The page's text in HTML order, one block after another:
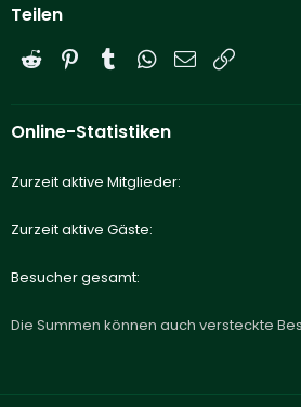
Teilen
Reddit PinterestTumblrWhatsApp
E-Mail
Online-Statistiken
Zurzeit aktive Mitglieder
Zurzeit aktive Gäste
Besucher gesamt
Die Summen können auch versteckte